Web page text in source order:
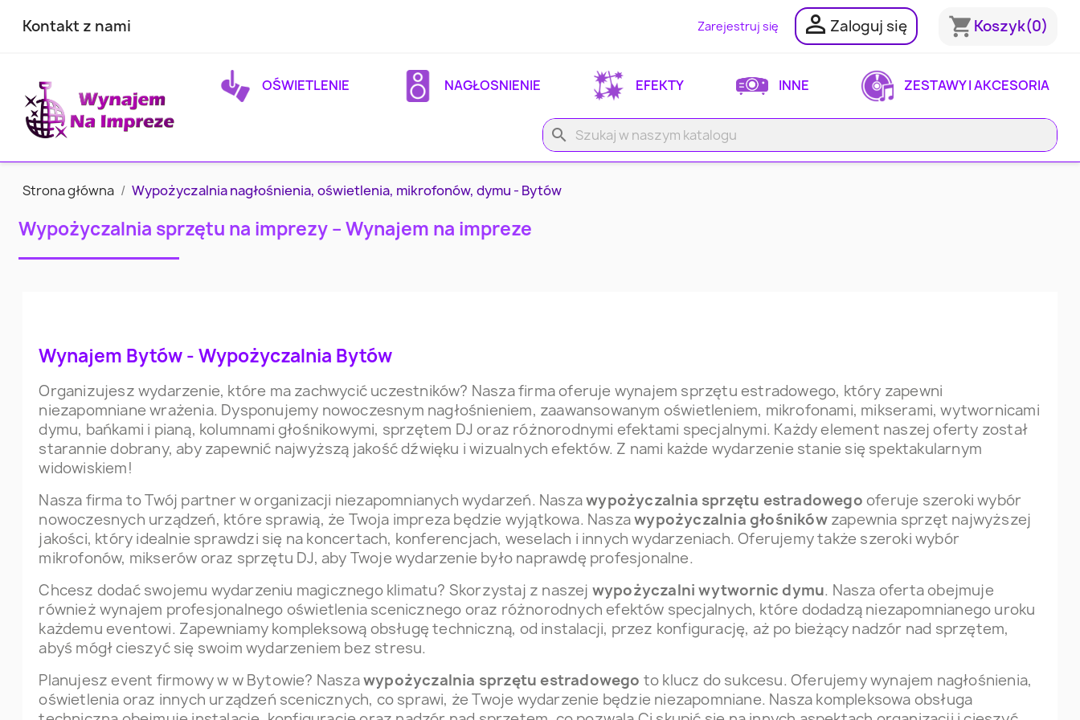
Kontakt z nami Zarejestruj się  Zaloguj się shopping_cart Koszyk(0)
OŚWIETLENIE NAGŁOSNIENIE EFEKTY INNE ZESTAWY I AKCESORIA
search
Strona główna Wypożyczalnia nagłośnienia, oświetlenia, mikrofonów, dymu - Bytów
Wypożyczalnia sprzętu na imprezy – Wynajem na impreze
Wynajem Bytów - Wypożyczalnia Bytów
Organizujesz wydarzenie, które ma zachwycić uczestników? Nasza firma oferuje wynajem sprzętu estradowego, który zapewni
niezapomniane wrażenia. Dysponujemy nowoczesnym nagłośnieniem, zaawansowanym oświetleniem, mikrofonami, mikserami, wytwornicami
dymu, bańkami i pianą, kolumnami głośnikowymi, sprzętem DJ oraz różnorodnymi efektami specjalnymi. Każdy element naszej oferty został
starannie dobrany, aby zapewnić najwyższą jakość dźwięku i wizualnych efektów. Z nami każde wydarzenie stanie się spektakularnym
widowiskiem!
Nasza firma to Twój partner w organizacji niezapomnianych wydarzeń. Naszawypożyczalnia sprzętu estradowego oferuje szeroki wybór
nowoczesnych urządzeń, które sprawią, że Twoja impreza będzie wyjątkowa. Naszawypożyczalnia głośnikówzapewnia sprzęt najwyższej
jakości, który idealnie sprawdzi się na koncertach, konferencjach, weselach i innych wydarzeniach. Oferujemy także szeroki wybór
mikrofonów, mikserów oraz sprzętu DJ, aby Twoje wydarzenie było naprawdę profesjonalne.
Chcesz dodać swojemu wydarzeniu magicznego klimatu? Skorzystaj z naszej wypożyczalni wytwornic dymu. Nasza oferta obejmuje
również wynajem profesjonalnego oświetlenia scenicznego oraz różnorodnych efektów specjalnych, które dodadzą niezapomnianego uroku
każdemu eventowi. Zapewniamy kompleksową obsługę techniczną, od instalacji, przez konfigurację, aż po bieżący nadzór nad sprzętem,
abyś mógł cieszyć się swoim wydarzeniem bez stresu.
Planujesz event firmowy w w Bytowie? Naszawypożyczalnia sprzętu estradowego to klucz do sukcesu. Oferujemy wynajem nagłośnienia,
oświetlenia oraz innych urządzeń scenicznych, co sprawi, że Twoje wydarzenie będzie niezapomniane. Nasza kompleksowa obsługa